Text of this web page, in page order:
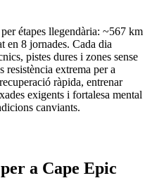
étapes llegendària: ~567 km
en 8 jornades. Cada dia
pistes dures i zones sense
resistència extrema per a
ràpida, entrenar
exigents i fortalesa mental
canviants.
a Cape Epic